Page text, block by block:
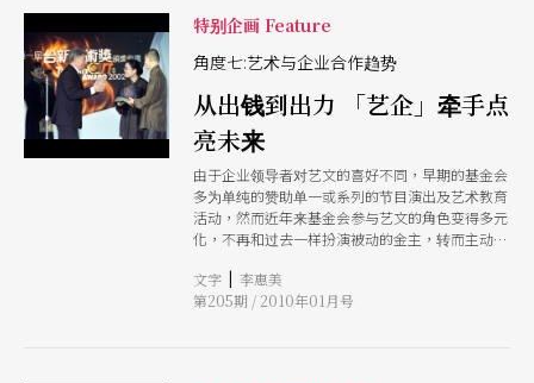
特别企画 Feature
角度七:艺术与企业合作趋势
从出钱到出力 「艺企」牵手点
亮未来
由于企业领导者对艺文的喜好不同，早期的基金会
多为单纯的赞助单一或系列的节目演出及艺术教育
活动，然而近年来基金会参与艺文的角色变得多元
化，不再和过去一样扮演被动的金主，转而主动的
比、颁发奖项等。而除了企业体的投入，难能可贵
的是企业人也身体力行的一头钻进打造「艺企平
文字 | 李惠美
第205期 / 2010年01月号